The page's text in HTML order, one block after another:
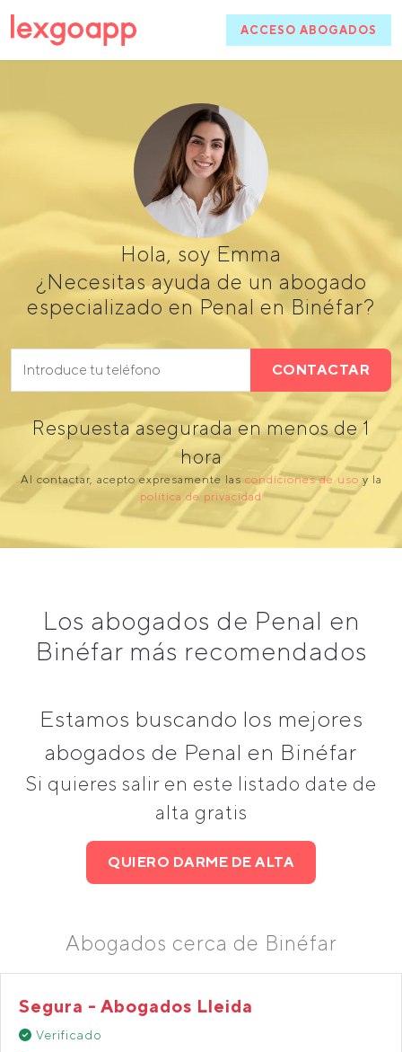
ACCESO ABOGADOS
Hola, soy Emma
¿Necesitas ayuda de un abogado
especializado en Penal en Binéfar?
CONTACTAR
Respuesta asegurada en menos de 1
hora
Al contactar, acepto expresamente las condiciones de uso y la
política de privacidad
Los abogados de Penal en
Binéfar más recomendados
Estamos buscando los mejores
abogados de Penal en Binéfar
Si quieres salir en este listado date de
alta gratis
QUIERO DARME DE ALTA
Abogados cerca de Binéfar
Segura - Abogados Lleida
Verificado